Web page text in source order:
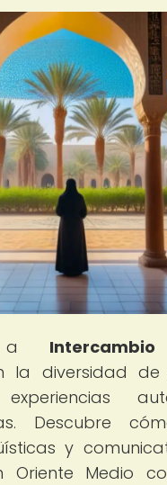
a
la diversidad
Descubre
y
Oriente Medio